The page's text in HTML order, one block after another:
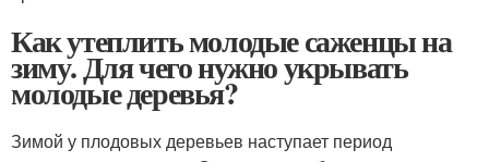
Как утеплить молодые саженцы на
зиму. Для чего нужно укрывать
молодые деревья?
Зимой у плодовых деревьев наступает период